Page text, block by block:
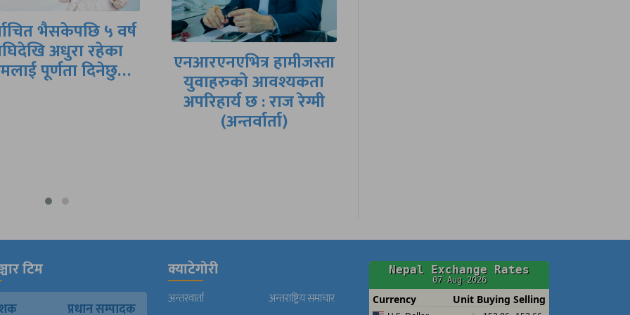
हामीजस्ता
आवश्यकता
असफलताको कारण
आत्मदाह (आत्म
वृतान्तसहित)
टिम
प्रधान सम्पादक
क्याटेगोरी
अन्तरवार्ता
अन्तराष्ट्रिय समाचार